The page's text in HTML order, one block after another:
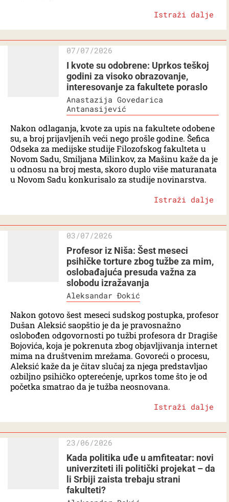
Istraži dalje
07/07/2026
I kvote su odobrene: Uprkos teškoj
godini za visoko obrazovanje,
interesovanje za fakultete poraslo
Anastazija Govedarica
Antanasijević
Nakon odlaganja, kvote za upis na fakultete odobene
su, a broj prijavljenih veći nego prošle godine. Šefica
Odseka za medijske studije Filozofskog fakulteta u
Novom Sadu, Smiljana Milinkov, za Mašinu kaže da je
u odnosu na broj mesta, skoro duplo više maturanata
u Novom Sadu konkurisalo za studije novinarstva.
Istraži dalje
03/07/2026
Profesor iz Niša: Šest meseci
psihičke torture zbog tužbe za mim,
oslobađajuća presuda važna za
slobodu izražavanja
Aleksandar Đokić
Nakon gotovo šest meseci sudskog postupka, profesor
Dušan Aleksić saopštio je da je pravosnažno
oslobođen odgovornosti po tužbi profesora dr Dragiše
Bojovića, koja je pokrenuta zbog objavljivanja internet
mima na društvenim mrežama. Govoreći o procesu,
Aleksić kaže da je čitav slučaj za njega predstavljao
ozbiljno psihičko opterećenje, uprkos tome što je od
početka smatrao da je tužba neosnovana.
Istraži dalje
23/06/2026
Kada politika uđe u amfiteatar: novi
univerziteti ili politički projekat – da
li Srbiji zaista trebaju strani
fakulteti?